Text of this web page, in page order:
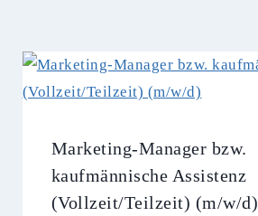
Marketing-Manager bzw.
kaufmännische Assistenz
(Vollzeit/Teilzeit) (m/w/d)